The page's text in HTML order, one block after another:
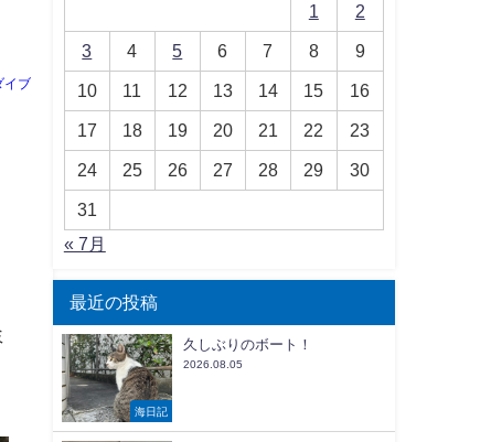
イブ
1 2
3 4 5 6 7 8 9
10 11 12 13 14 15 16
17 18 19 20 21 22 23
24 25 26 27 28 29 30
31
« 7月
最近の投稿
海日記
久しぶりのボート！
2026.08.05